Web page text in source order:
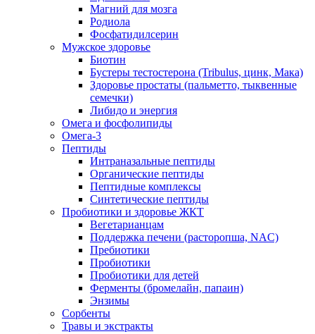
Магний для мозга
Родиола
Фосфатидилсерин
Мужское здоровье
Биотин
Бустеры тестостерона (Tribulus, цинк, Мака)
Здоровье простаты (пальметто, тыквенные
семечки)
Либидо и энергия
Омега и фосфолипиды
Омега-3
Пептиды
Интраназальные пептиды
Органические пептиды
Пептидные комплексы
Синтетические пептиды
Пробиотики и здоровье ЖКТ
Вегетарианцам
Поддержка печени (расторопша, NAC)
Пребиотики
Пробиотики
Пробиотики для детей
Ферменты (бромелайн, папаин)
Энзимы
Сорбенты
Травы и экстракты